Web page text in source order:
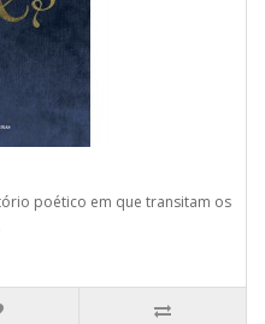
poético em que transitam os